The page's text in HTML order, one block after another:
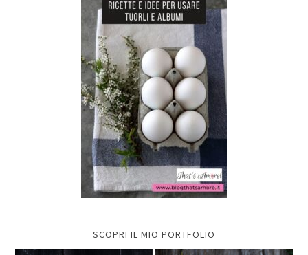
SCOPRI IL MIO PORTFOLIO